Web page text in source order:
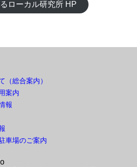
ローカル研究所 HP
（総合案内）
案内
報
車場のご案内